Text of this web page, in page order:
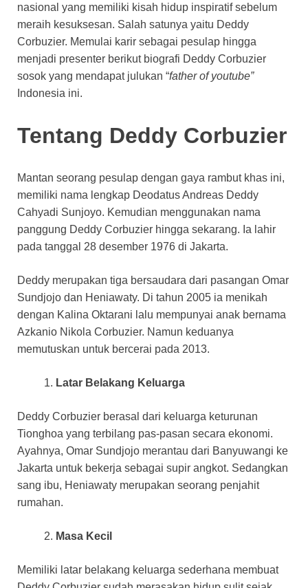
nasional yang memiliki kisah hidup inspiratif sebelum
meraih kesuksesan. Salah satunya yaitu Deddy
Corbuzier. Memulai karir sebagai pesulap hingga
menjadi presenter berikut biografi Deddy Corbuzier
sosok yang mendapat julukan “father of youtube”
Indonesia ini.
Tentang Deddy Corbuzier
Mantan seorang pesulap dengan gaya rambut khas ini,
memiliki nama lengkap Deodatus Andreas Deddy
Cahyadi Sunjoyo. Kemudian menggunakan nama
panggung Deddy Corbuzier hingga sekarang. Ia lahir
pada tanggal 28 desember 1976 di Jakarta.
Deddy merupakan tiga bersaudara dari pasangan Omar
Sundjojo dan Heniawaty. Di tahun 2005 ia menikah
dengan Kalina Oktarani lalu mempunyai anak bernama
Azkanio Nikola Corbuzier. Namun keduanya
memutuskan untuk bercerai pada 2013.
Latar Belakang Keluarga
Deddy Corbuzier berasal dari keluarga keturunan
Tionghoa yang terbilang pas-pasan secara ekonomi.
Ayahnya, Omar Sundjojo merantau dari Banyuwangi ke
Jakarta untuk bekerja sebagai supir angkot. Sedangkan
sang ibu, Heniawaty merupakan seorang penjahit
rumahan.
Masa Kecil
Memiliki latar belakang keluarga sederhana membuat